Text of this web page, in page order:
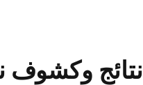
نتائج وكشوف